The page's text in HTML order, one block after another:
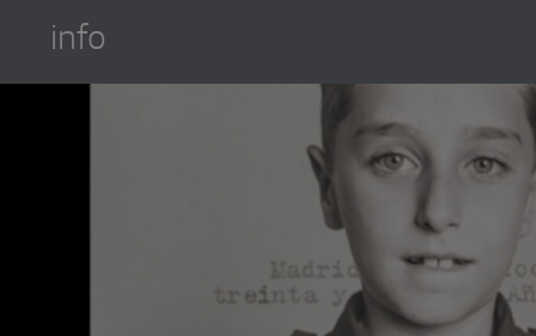
info